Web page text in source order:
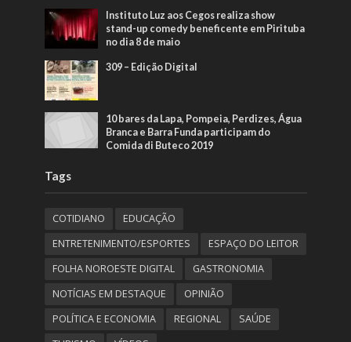
Instituto Luz aos Cegos realiza show
stand-up comedy beneficente em Pirituba
no dia 8 de maio
309 – Edição Digital
10 bares da Lapa, Pompeia, Perdizes, Água
Branca e Barra Funda participam do
Comida di Buteco 2019
Tags
COTIDIANO
EDUCAÇÃO
ENTRETENIMENTO/ESPORTES
ESPAÇO DO LEITOR
FOLHA NOROESTE DIGITAL
GASTRONOMIA
NOTÍCIAS EM DESTAQUE
OPINIÃO
POLÍTICA E ECONOMIA
REGIONAL
SAÚDE